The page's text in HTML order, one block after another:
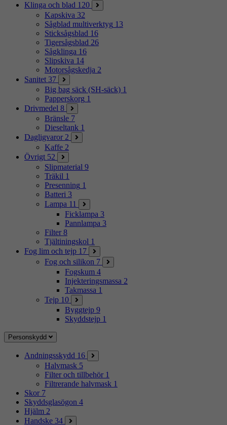
Klinga och blad 120
Kapskiva 32
Sågblad multiverktyg 13
Sticksågsblad 16
Tigersågsblad 26
Sågklinga 16
Slipskiva 14
Motorsågskedja 2
Sanitet 37
Big bag säck (SH-säck) 1
Papperskorg 1
Drivmedel 8
Bränsle 7
Dieseltank 1
Dagligvaror 2
Kaffe 2
Övrigt 52
Slipmaterial 9
Träkil 1
Presenning 1
Batteri 3
Lampa 11
Ficklampa 3
Pannlampa 3
Filter 8
Tjältiningskol 1
Fog lim och tejp 17
Fog och silikon 7
Fogskum 4
Injekteringsmassa 2
Takmassa 1
Tejp 10
Byggtejp 9
Skyddstejp 1
Personskydd
Andningsskydd 16
Halvmask 5
Filter och tillbehör 1
Filtrerande halvmask 1
Skor 7
Skyddsglasögon 4
Hjälm 2
Handske 34